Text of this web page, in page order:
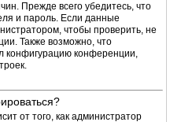
Прежде всего убедитесь, что
и пароль. Если данные
чтобы проверить, не
Также возможно, что
конфигурацию конференции,
от того, как администратор